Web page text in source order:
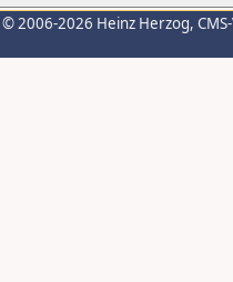
© 2006-2026 Heinz Herzog,